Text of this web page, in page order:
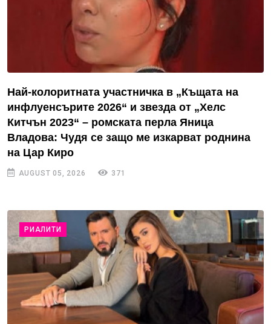
Най-колоритната участничка в „Къщата на
инфлуенсърите 2026“ и звезда от „Хелс
Китчън 2023“ – ромската перла Яница
Владова: Чудя се защо ме изкарват роднина
на Цар Киро
AUGUST 05, 2026 371
РИАЛИТИ